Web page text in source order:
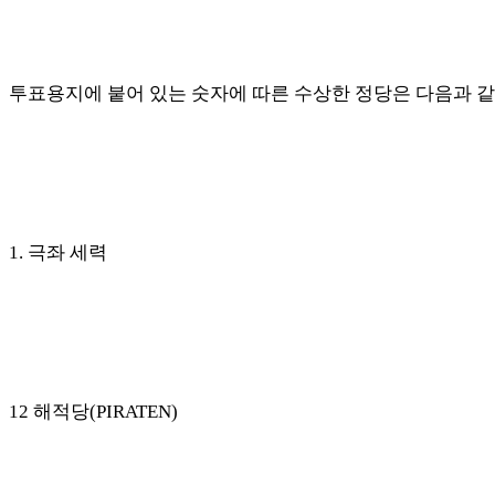
투표용지에 붙어 있는 숫자에 따른 수상한 정당은 다음과
1. 극좌 세력
12 해적당(PIRATEN)